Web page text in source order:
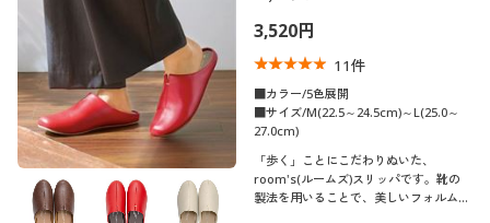
3,520円
11件
■カラー/5色展開
■サイズ/M(22.5～24.5cm)～L(25.0～
27.0cm)
「歩く」ことにこだわりぬいた、
room's(ルームズ)スリッパです。靴の
製法を用いることで、美しいフォルムと